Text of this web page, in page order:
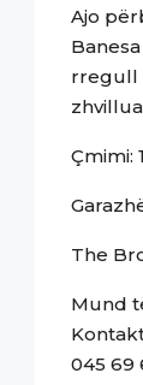
Ajo
rregull
Çmimi:
The
Mund
045 69